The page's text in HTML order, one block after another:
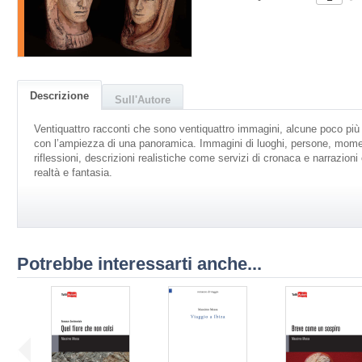
Descrizione Sull'Autore
Ventiquattro racconti che sono ventiquattro immagini, alcune poco
con l’ampiezza di una panoramica. Immagini di luoghi, persone,
riflessioni, descrizioni realistiche come servizi di cronaca e
realtà e fantasia.
Potrebbe interessarti anche...